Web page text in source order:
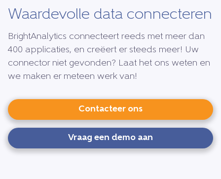
Waardevolle data connecteren
BrightAnalytics connecteert reeds met meer dan
400 applicaties, en creëert er steeds meer! Uw
connector niet gevonden? Laat het ons weten en
we maken er meteen werk van!
Contacteer ons
Vraag een demo aan